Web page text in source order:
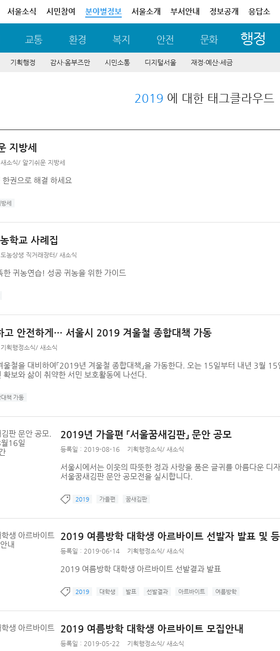
서울소식 시민참여 분야별정보 서울소개 부서안내 정보공개 응답소
교통 환경 복지 안전 문화 행정
기획행정 감사∙옴부즈만 시민소통 디지털서울 재정∙예산∙세금
2019 에 대한 태그클라우드
지방세
새소식/ 알기쉬운 지방세
권으로 해결 하세요
세
학교 사례집
도농상생 직거래장터/ 새소식
한 귀농연습! 성공 귀농을 위한 가이드
고 안전하게… 서울시 2019 겨울철 종합대책 가동
기획행정소식/ 새소식
울철을 대비하여「2019년 겨울철 종합대책」을 가동한다. 오는 15일부터 내년 3월
확보와 삶이 취약한 서민 보호활동에 나선다.
책 가동
2019년 가을편 「서울꿈새김판」 문안 공모
등록일 : 2019-08-16 기획행정소식/ 새소식
서울시에서는 이웃의 따뜻한 정과 사랑을 품은 글귀를 아름다운
서울꿈새김판 문안 공모전을 실시합니다.
2019 가을편 꿈새김판
2019 여름방학 대학생 아르바이트 선발자 발표 및
등록일 : 2019-06-14 기획행정소식/ 새소식
2019 여름방학 대학생 아르바이트 선발결과 발표
2019 대학생 발표 선발결과 아르바이트 여름방학
2019 여름방학 대학생 아르바이트 모집안내
등록일 : 2019-05-22 기획행정소식/ 새소식